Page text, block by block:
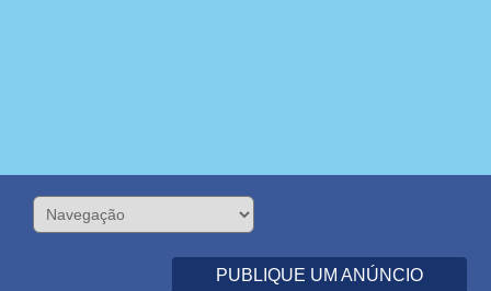
PUBLIQUE UM ANÚNCIO